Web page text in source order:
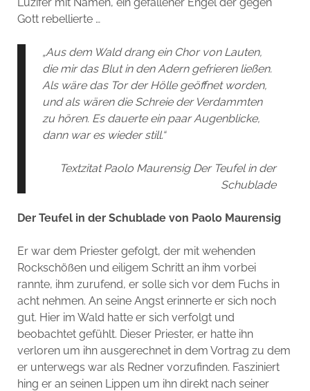
Gott rebellierte …
„Aus dem Wald drang ein Chor von Lauten,
die mir das Blut in den Adern gefrieren ließen.
Als wäre das Tor der Hölle geöffnet worden,
und als wären die Schreie der Verdammten
zu hören. Es dauerte ein paar Augenblicke,
dann war es wieder still.“
Textzitat Paolo Maurensig Der Teufel in der
Schublade
Der Teufel in der Schublade von Paolo Maurensig
Er war dem Priester gefolgt, der mit wehenden
Rockschößen und eiligem Schritt an ihm vorbei
rannte, ihm zurufend, er solle sich vor dem Fuchs in
acht nehmen. An seine Angst erinnerte er sich noch
gut. Hier im Wald hatte er sich verfolgt und
beobachtet gefühlt. Dieser Priester, er hatte ihn
verloren um ihn ausgerechnet in dem Vortrag zu dem
er unterwegs war als Redner vorzufinden. Fasziniert
hing er an seinen Lippen um ihn direkt nach seiner